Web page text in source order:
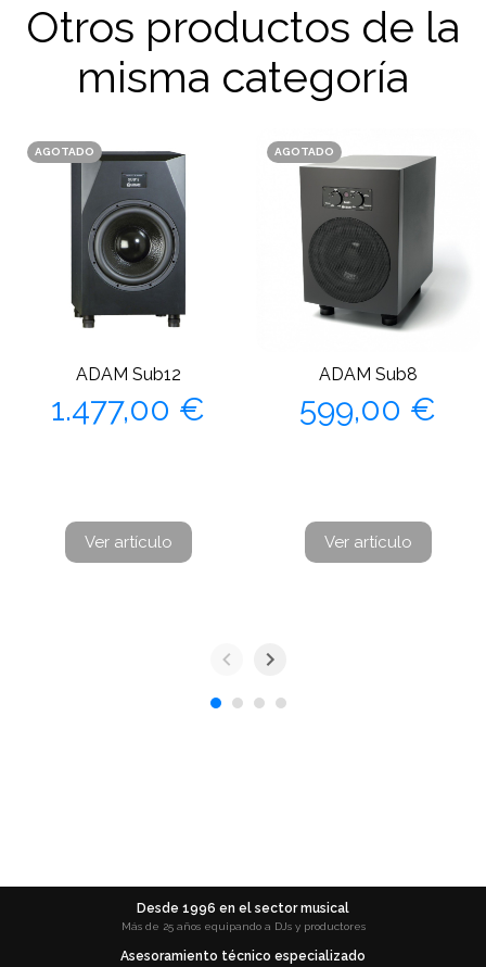
Otros productos de la
misma categoría
AGOTADO
ADAM Sub12
Precio
1.477,00 €
Ver artículo
AGOTADO
ADAM Sub8
Precio
599,00 €
Ver artículo
Desde 1996 en el sector musical
Más de 25 años equipando a DJs y productores
Asesoramiento técnico especializado